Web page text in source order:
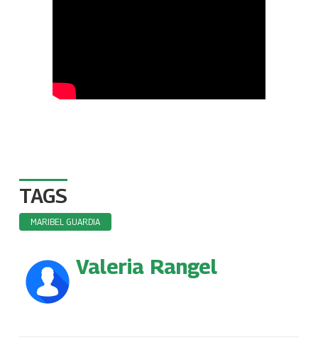
TAGS
MARIBEL GUARDIA
Valeria Rangel